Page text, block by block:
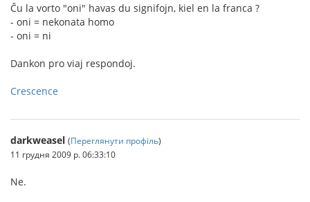
Ĉu la vorto "oni" havas du signifojn, kiel en la franca ?
- oni = nekonata homo
- oni = ni
Dankon pro viaj respondoj.
Crescence
darkweasel (Переглянути профіль)
11 грудня 2009 р. 06:33:10
Ne.